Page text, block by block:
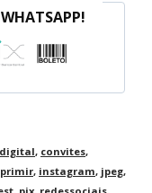
, convites,
, instagram, jpeg,